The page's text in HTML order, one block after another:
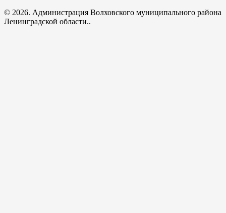
© 2026. Администрация Волховского муниципального района
Ленинградской области..